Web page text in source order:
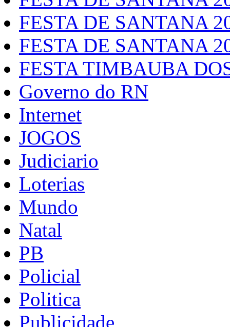
FESTA DE SANTANA
FESTA DE SANTANA
FESTA TIMBAUBA
Governo do RN
Internet
JOGOS
Judiciario
Loterias
Mundo
Natal
PB
Policial
Politica
Publicidade